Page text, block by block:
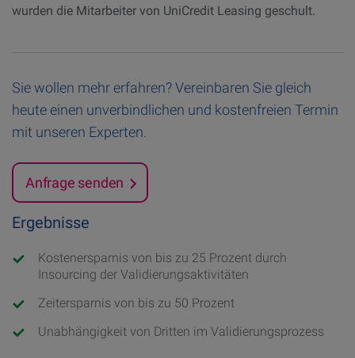
wurden die Mitarbeiter von UniCredit Leasing geschult.
Sie wollen mehr erfahren? Vereinbaren Sie gleich
heute einen unverbindlichen und kostenfreien Termin
mit unseren Experten.
Anfrage senden
Ergebnisse
Kostenersparnis von bis zu 25 Prozent durch
Insourcing der Validierungsaktivitäten
Zeitersparnis von bis zu 50 Prozent
Unabhängigkeit von Dritten im Validierungsprozess